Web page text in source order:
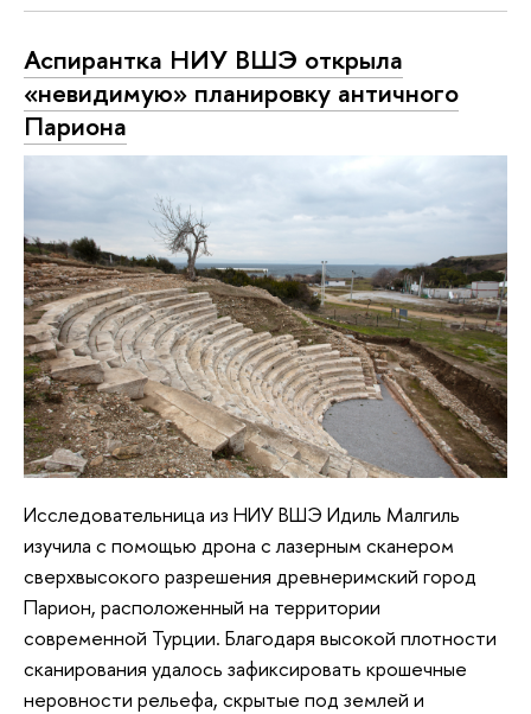
Аспирантка НИУ ВШЭ открыла
«невидимую» планировку античного
Париона
Исследовательница из НИУ ВШЭ Идиль Малгиль
изучила с помощью дрона с лазерным сканером
сверхвысокого разрешения древнеримский город
Парион, расположенный на территории
современной Турции. Благодаря высокой плотности
сканирования удалось зафиксировать крошечные
неровности рельефа, скрытые под землей и